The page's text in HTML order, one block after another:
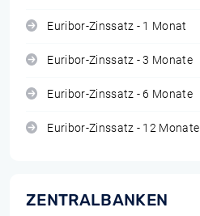
Euribor-Zinssatz - 1 Monat
Euribor-Zinssatz - 3 Monate
Euribor-Zinssatz - 6 Monate
Euribor-Zinssatz - 12 Monate
ZENTRALBANKEN